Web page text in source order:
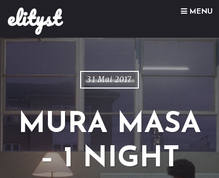
elityst MENU
Skip to content
31 Mai 2017
MURA MASA
– 1 NIGHT